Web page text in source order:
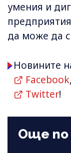
умения и
да може да
Новините
Facebook,
Twitter!
Още